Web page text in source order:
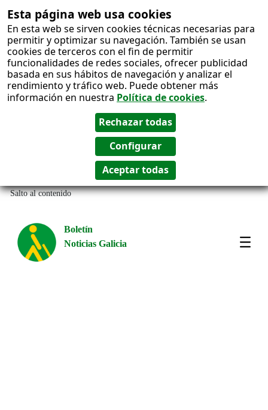
Esta página web usa cookies
En esta web se sirven cookies técnicas necesarias para
permitir y optimizar su navegación. También se usan
cookies de terceros con el fin de permitir
funcionalidades de redes sociales, ofrecer publicidad
basada en sus hábitos de navegación y analizar el
rendimiento y tráfico web. Puede obtener más
información en nuestra Política de cookies.
Salto al contenido
Boletín
Noticias Galicia